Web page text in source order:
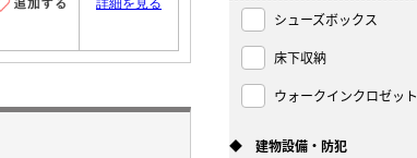
詳細を見る
シューズボックス
床下収納
ウォークインクロゼット
◆ 建物設備・防犯